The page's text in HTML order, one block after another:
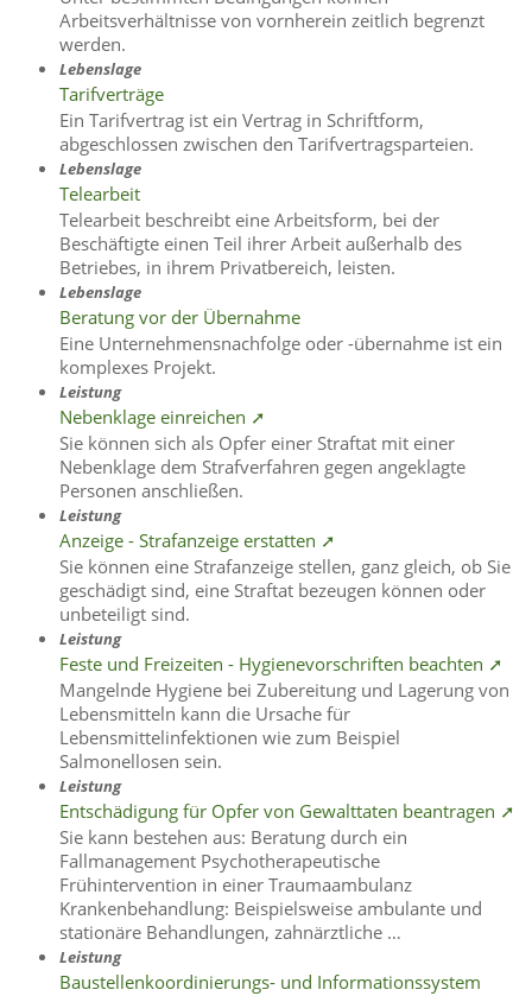
Arbeitsverhältnisse von vornherein zeitlich begrenzt
werden.
Lebenslage
Tarifverträge
Ein Tarifvertrag ist ein Vertrag in Schriftform,
abgeschlossen zwischen den Tarifvertragsparteien.
Lebenslage
Telearbeit
Telearbeit beschreibt eine Arbeitsform, bei der
Beschäftigte einen Teil ihrer Arbeit außerhalb des
Betriebes, in ihrem Privatbereich, leisten.
Lebenslage
Beratung vor der Übernahme
Eine Unternehmensnachfolge oder -übernahme ist ein
komplexes Projekt.
Leistung
Nebenklage einreichen ➚
Sie können sich als Opfer einer Straftat mit einer
Nebenklage dem Strafverfahren gegen angeklagte
Personen anschließen.
Leistung
Anzeige - Strafanzeige erstatten ➚
Sie können eine Strafanzeige stellen, ganz gleich, ob Sie
geschädigt sind, eine Straftat bezeugen können oder
unbeteiligt sind.
Leistung
Feste und Freizeiten - Hygienevorschriften beachten ➚
Mangelnde Hygiene bei Zubereitung und Lagerung von
Lebensmitteln kann die Ursache für
Lebensmittelinfektionen wie zum Beispiel
Salmonellosen sein.
Leistung
Entschädigung für Opfer von Gewalttaten beantragen ➚
Sie kann bestehen aus: Beratung durch ein
Fallmanagement Psychotherapeutische
Frühintervention in einer Traumaambulanz
Krankenbehandlung: Beispielsweise ambulante und
stationäre Behandlungen, zahnärztliche …
Leistung
Baustellenkoordinierungs- und Informationssystem